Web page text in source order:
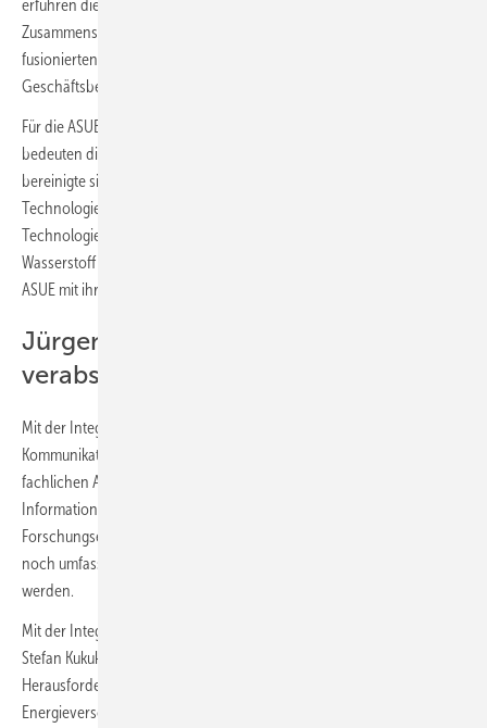
erfuhren die Netze multiple Änderungen und auch die
Zusammensetzung der Marktteilnehmer konsolidierte sich. So
fusionierten beispielsweise
Geschäftsbereiche auf zukunftsfähige Konzepte um.
Für die ASUE und andere Verbände der Gas- und Energiewirtschaft
bedeuten diese Umstellungen ebenfalls Veränderungen. Der Markt
bereinigte sich ein Stück weit, während sich neuartige Effizienz-
Technologien erfolgreich behaupten konnten. Nun werden diese
Technologien und ihre Anwendung durch die Einführung von
Wasserstoff einer neuerlichen Prüfung unterzogen, an der sich die
ASUE mit ihren beliebten Veröffentlichungen gerne beteiligt.
Jürgen Kukuk in den Ruhestand
verabschiedet
Mit der Integration in den DVGW werden die Informations- und
Kommunikationsarbeit der ASUE ebenso wie ihre Gremien unter einer
fachlichen Anpassung optimiert. Durch den direkteren Zugriff auf
Informationen und durch schlankere Strukturen können DVGW-
Forschungsergebnisse ebenso wie technologische Marktübersichten
noch umfassender in eine öffentlichkeitsgerechte Form gebracht
werden.
Mit der Integration tritt der langjährige ASUE Geschäftsführer Jürgen
Stefan Kukuk in den Ruhestand. Resümierend hält er fest: „Die
Herausforderungen im Zusammenhang mit einer klimaschonenderen
Energieversorgung erfordern die Bündelung von Kräften auch seitens